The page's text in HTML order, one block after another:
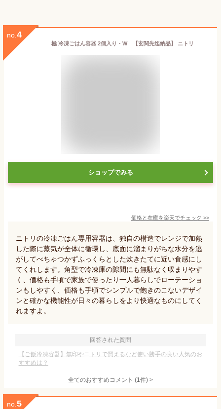
no. 4
極 冷凍ごはん容器 2個入り・W 【玄関先迄納品】 ニトリ
ショップでみる
価格と在庫を楽天でチェック >>
ニトリの冷凍ごはん専用容器は、独自の構造でレンジで加熱
した際に蒸気が全体に循環し、底面に溜まりがちな水分を逃
がしてべちゃつかずふっくらとした炊きたてに近い食感にし
てくれします。角型で冷凍庫の隙間にも無駄なく収まりやす
く、価格も手頃で家族で使ったり一人暮らしでローテーショ
ンもしやすく、価格も手頃でシンプルで飽きのこないデザイ
ンと確かな機能性が日々の暮らしをより快適なものにしてく
れますよ。
回答された質問
【ご飯冷凍容器】無印やニトリで買えるなど使い勝手の良い人気のお
すすめは？
全てのおすすめコメント (1件) >
no. 5